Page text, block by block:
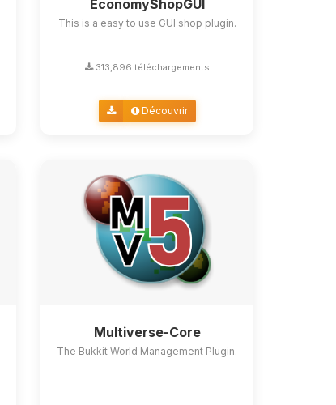
EconomyShopGUI
This is a easy to use GUI shop plugin.
313,896 téléchargements
Découvrir
Multiverse-Core
The Bukkit World Management Plugin.